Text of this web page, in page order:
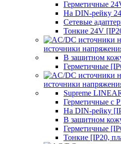
Герметичные
На DIN-рейку
Сетевые
Тонкие 24V
источники
В защитном
Герметичные
источники
Supreme
Герметичные с
На DIN-рейку
В защитном
Герметичные
Тонкие [IP20,